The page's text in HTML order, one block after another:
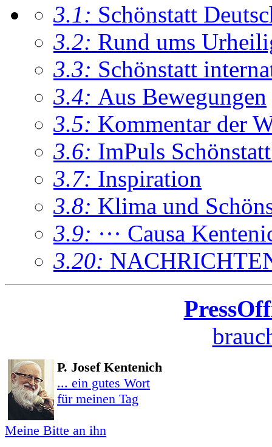
3.1: Schönstatt
3.2: Rund ums
3.3: Schönstatt
3.4: Aus Bewegungen
3.5: Kommentar der
3.6: ImPuls
3.7: Inspiration
3.8: Klima und
3.9: ··· Causa
3.20:
P. Josef Kentenich
... ein gutes Wort
für meinen Tag
Meine Bitte an ihn